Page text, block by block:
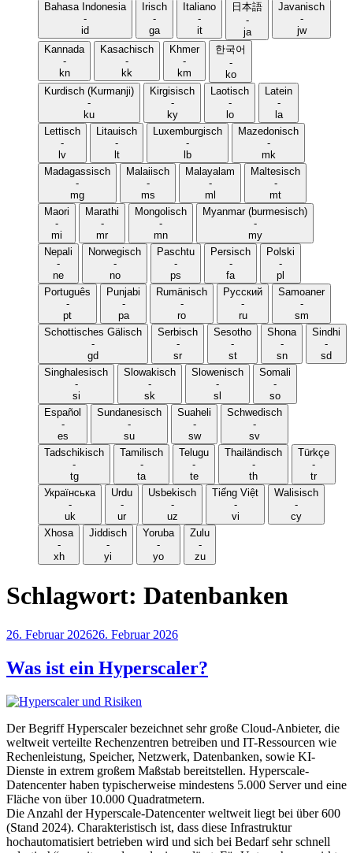
Bahasa Indonesia
-
id
Irisch
-
ga
Italiano
-
it
日本語
-
ja
Javanisch
-
jw
Kannada
-
kn
Kasachisch
-
kk
Khmer
-
km
한국어
-
ko
Kurdisch (Kurmanji)
-
ku
Kirgisisch
-
ky
Laotisch
-
lo
Latein
-
la
Lettisch
-
lv
Litauisch
-
lt
Luxemburgisch
-
lb
Mazedonisch
-
mk
Madagassisch
-
mg
Malaiisch
-
ms
Malayalam
-
ml
Maltesisch
-
mt
Maori
-
mi
Marathi
-
mr
Mongolisch
-
mn
Myanmar (burmesisch)
-
my
Nepali
-
ne
Norwegisch
-
no
Paschtu
-
ps
Persisch
-
fa
Polski
-
pl
Português
-
pt
Punjabi
-
pa
Rumänisch
-
ro
Русский
-
ru
Samoaner
-
sm
Schottisches Gälisch
-
gd
Serbisch
-
sr
Sesotho
-
st
Shona
-
sn
Sindhi
-
sd
Singhalesisch
-
si
Slowakisch
-
sk
Slowenisch
-
sl
Somali
-
so
Español
-
es
Sundanesisch
-
su
Suaheli
-
sw
Schwedisch
-
sv
Tadschikisch
-
tg
Tamilisch
-
ta
Telugu
-
te
Thailändisch
-
th
Türkçe
-
tr
Українська
-
uk
Urdu
-
ur
Usbekisch
-
uz
Tiếng Việt
-
vi
Walisisch
-
cy
Xhosa
-
xh
Jiddisch
-
yi
Yoruba
-
yo
Zulu
-
zu
Schlagwort: Datenbanken
Veröffentlicht
26. Februar 202626. Februar 2026
Was ist ein Hyperscaler?
Der Begriff Hyperscaler bezeichnet sehr große Cloud-Anbieter, die
weltweit verteilte Rechenzentren betreiben und IT-Ressourcen wie
Rechenleistung, Speicher, Netzwerk, Datenbanken, sowie KI-
Dienste in extrem großem Maßstab bereitstellen. Hyperscale-
Datencenter haben typischerweise mindestens 5.000 Server und eine
Fläche von über 10.000 Quadratmetern.
Die Anzahl der Hyperscale-Datencenter weltweit liegt bei über 600
(Stand 2024). Charakteristisch ist, dass diese Infrastruktur
hochautomatisiert betrieben wird und sich bei Bedarf sehr schnell